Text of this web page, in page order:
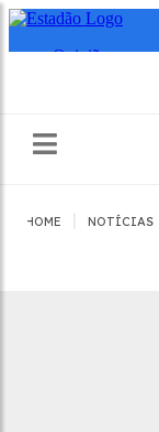
HOME NOTÍCIAS